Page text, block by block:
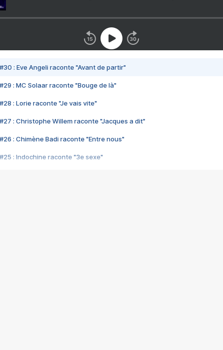
#30 : Eve Angeli raconte "Avant de partir"
#29 : MC Solaar raconte "Bouge de là"
#28 : Lorie raconte "Je vais vite"
#27 : Christophe Willem raconte "Jacques a dit"
#26 : Chimène Badi raconte "Entre nous"
#25 : Indochine raconte "3e sexe"